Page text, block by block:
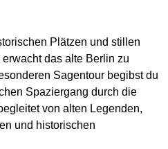
Plätzen und stillen
das alte Berlin zu
Sagentour begibst du
Spaziergang durch die
von alten Legenden,
und historischen